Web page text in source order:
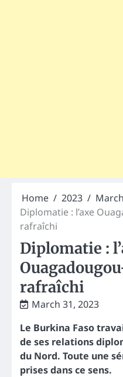
Home 2023
March
Diplomatie : l’axe
rafraîchi
Diplomatie :
rafraîchi
March 31, 2023
Le Burkina Faso
de ses relations
du Nord. Toute une
prises dans ce sens.